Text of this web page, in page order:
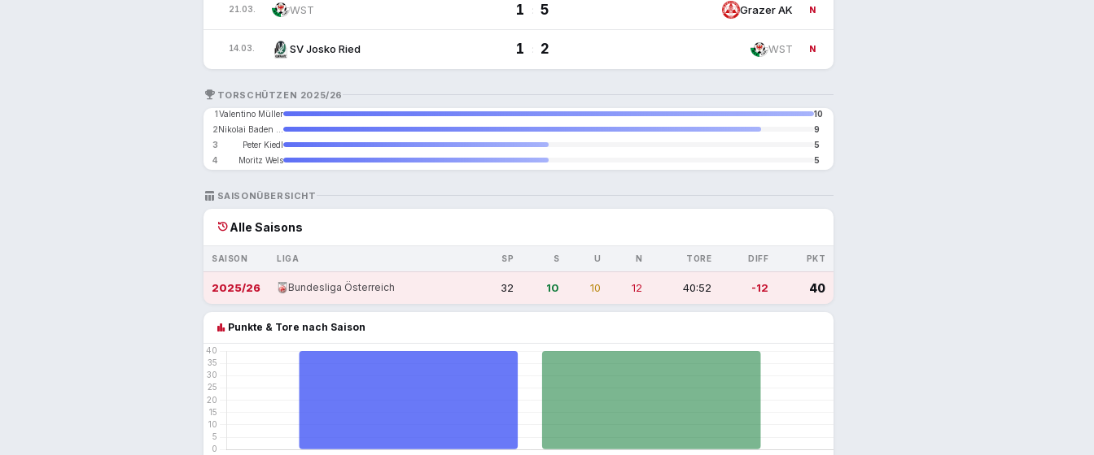
21.03. WST 1 : 5 Grazer AK N
14.03. SV Josko Ried 1 : 2 WST N
EMOJI_EVENTS TORSCHÜTZEN 2025/26
1Valentino Müller
10
2
9
3
Peter Kiedl
5
4
Moritz Wels 5
TABLE_CHART SAISONÜBERSICHT
historyAlle Saisons
SAISON LIGA SP S U N TORE DIFF PKT
2025/26 Bundesliga Österreich 32 10 10 12 40:52 -12 40
bar_chart Punkte & Tore nach Saison